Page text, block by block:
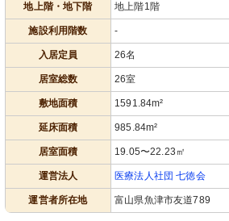
地上階・地下階 地上階1階
施設利用階数 -
入居定員 26名
居室総数 26室
敷地面積 1591.84m²
延床面積 985.84m²
居室面積 19.05〜22.23㎡
運営法人 医療法人社団 七徳会
運営者所在地 富山県魚津市友道789